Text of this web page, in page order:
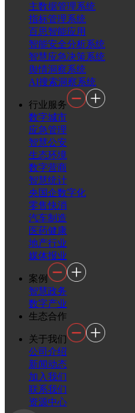
主数据管理系统
指标管理系统
百思智能应用
智能安全分析系统
智慧应急决策系统
舆情洞察系统
AI搜索洞察系统
行业服务
数字城市
应急管理
智慧公安
生态环境
数字营商
智慧统计
央国企数字化
零售快消
汽车制造
医药健康
地产行业
媒体报业
案例
智慧政务
数字产业
生态合作
关于我们
公司介绍
新闻动态
加入我们
联系我们
资源中心